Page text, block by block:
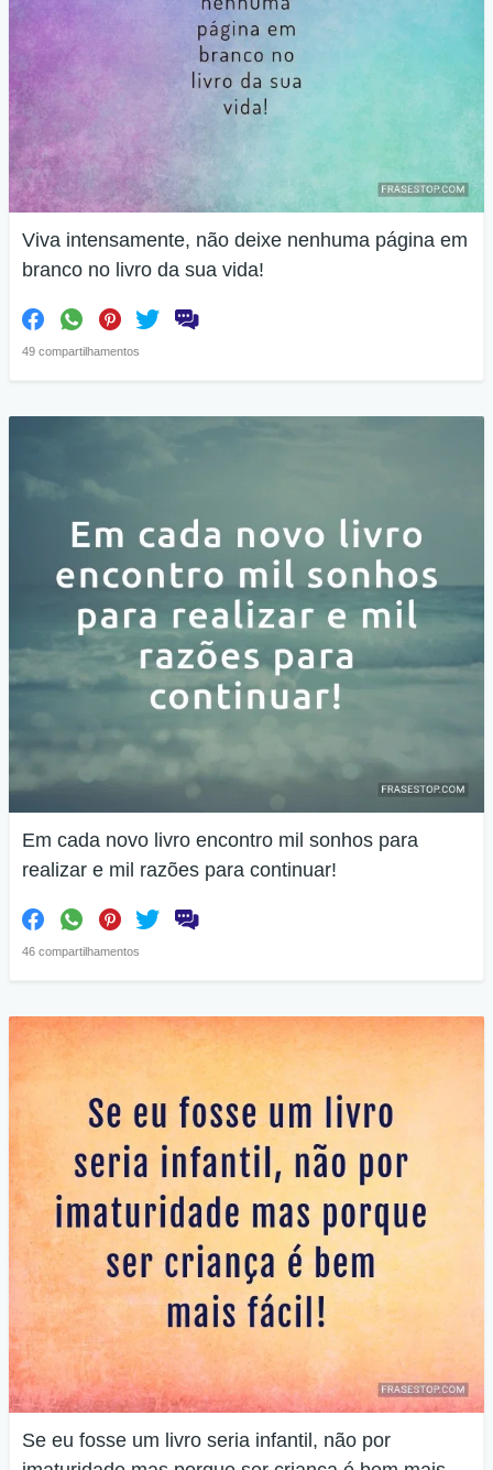
Viva intensamente, não deixe nenhuma página em
branco no livro da sua vida!
49 compartilhamentos
Em cada novo livro encontro mil sonhos para
realizar e mil razões para continuar!
46 compartilhamentos
Se eu fosse um livro seria infantil, não por